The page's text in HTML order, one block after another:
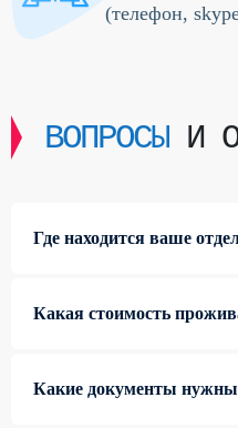
(телефон,
ВОПРОСЫИ
Где находится ваше
Какая стоимость
Какие документы нужны